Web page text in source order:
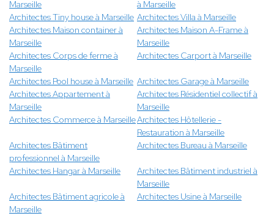
Marseille
à Marseille
Architectes Tiny house à Marseille Architectes Villa à Marseille
Architectes Maison container à
Marseille
Architectes Maison A-Frame à
Marseille
Architectes Corps de ferme à
Marseille
Architectes Carport à Marseille
Architectes Pool house à Marseille Architectes Garage à Marseille
Architectes Appartement à
Marseille
Architectes Résidentiel collectif à
Marseille
Architectes Commerce à MarseilleArchitectes Hôtellerie -
Restauration à Marseille
Architectes Bâtiment
professionnel à Marseille
Architectes Bureau à Marseille
Architectes Hangar à Marseille
Architectes Bâtiment industriel à
Marseille
Architectes Bâtiment agricole à
Marseille
Architectes Usine à Marseille